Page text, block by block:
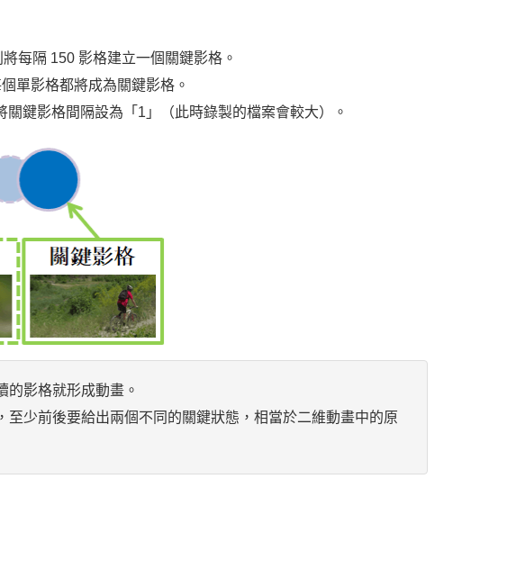
每隔 150 影格建立一個關鍵影格。
單影格都將成為關鍵影格。
鍵影格間隔設為「1」（此時錄製的檔案會較大）。
的影格就形成動畫。
至少前後要給出兩個不同的關鍵狀態，相當於二維動畫中的原